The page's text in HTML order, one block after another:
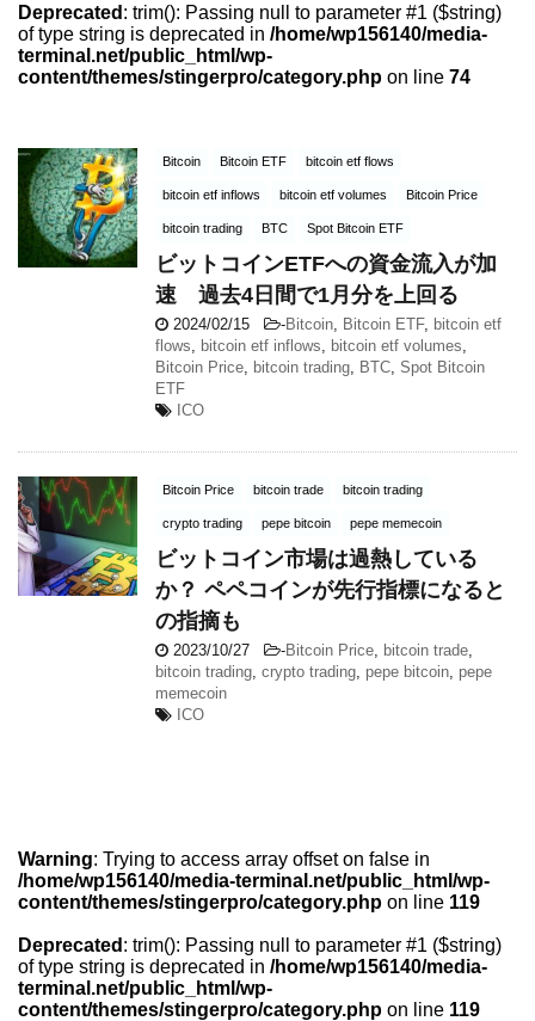
Deprecated : trim(): Passing null to parameter #1 ($string)
of type string is deprecated in /home/wp156140/media-
terminal.net/public_html/wp-
content/themes/stingerpro/category.php on line 74
Bitcoin Bitcoin ETF bitcoin etf flows
bitcoin etf inflows bitcoin etf volumes Bitcoin Price
bitcoin trading BTC Spot Bitcoin ETF
ビットコインETFへの資金流入が加
速 過去4日間で1月分を上回る
2024/02/15 -Bitcoin Bitcoin ETF, bitcoin etf
flows
bitcoin etf inflows bitcoin etf volumes
Bitcoin Price bitcoin trading BTC Spot Bitcoin
ETF
ICO
Bitcoin Price bitcoin trade bitcoin trading
crypto trading pepe bitcoin pepe memecoin
ビットコイン市場は過熱している
か？ ペペコインが先行指標になると
の指摘も
2023/10/27 -Bitcoin Price bitcoin trade
bitcoin trading crypto trading pepe bitcoin pepe
memecoin
ICO
Warning: Trying to access array offset on false in
/home/wp156140/media-terminal.net/public_html/wp-
content/themes/stingerpro/category.php on line 119
Deprecated : trim(): Passing null to parameter #1 ($string)
of type string is deprecated in /home/wp156140/media-
terminal.net/public_html/wp-
content/themes/stingerpro/category.php on line 119